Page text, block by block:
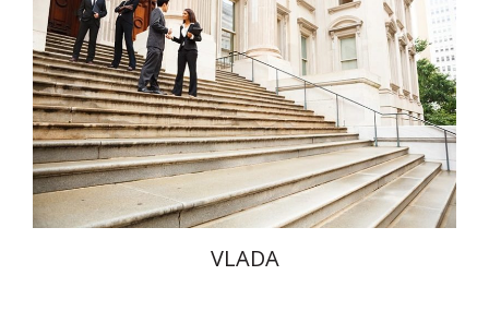
VLADA